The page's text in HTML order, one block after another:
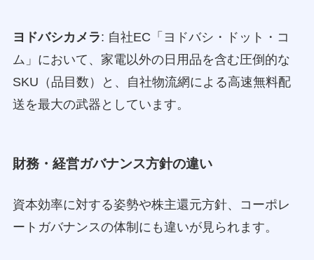
ヨドバシカメラ: 自社EC「ヨドバシ・ドット・コ
ム」において、家電以外の日用品を含む圧倒的な
SKU（品目数）と、自社物流網による高速無料配
送を最大の武器としています。
財務・経営ガバナンス方針の違い
資本効率に対する姿勢や株主還元方針、コーポレ
ートガバナンスの体制にも違いが見られます。